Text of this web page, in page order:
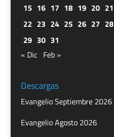
15 16 17 18 19 20 21
22 23 24 25 26 27 28
29 30 31
« Dic Feb »
Descargas
Evangelio Septiembre 2026
Evangelio Agosto 2026